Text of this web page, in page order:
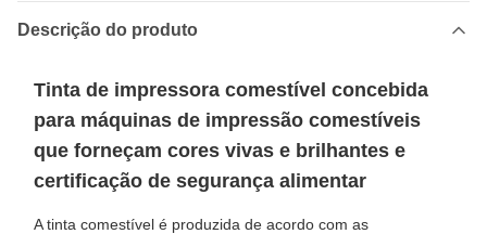
Descrição do produto
Tinta de impressora comestível concebida
para máquinas de impressão comestíveis
que forneçam cores vivas e brilhantes e
certificação de segurança alimentar
A tinta comestível é produzida de acordo com as